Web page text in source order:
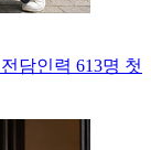
담인력 613명 첫